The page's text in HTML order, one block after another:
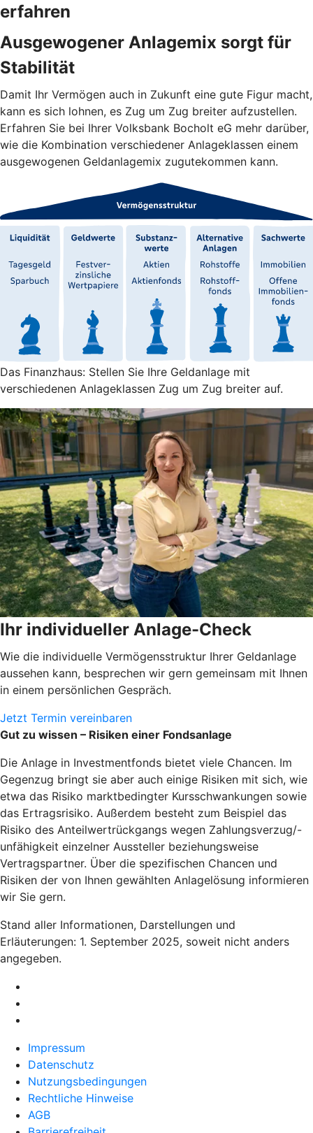
erfahren
Ausgewogener Anlagemix sorgt für
Stabilität
Damit Ihr Vermögen auch in Zukunft eine gute Figur macht,
kann es sich lohnen, es Zug um Zug breiter aufzustellen.
Erfahren Sie bei Ihrer Volksbank Bocholt eG mehr darüber,
wie die Kombination verschiedener Anlageklassen einem
ausgewogenen Geldanlagemix zugutekommen kann.
Das Finanzhaus: Stellen Sie Ihre Geldanlage mit
verschiedenen Anlageklassen Zug um Zug breiter auf.
Ihr individueller Anlage-Check
Wie die individuelle Vermögensstruktur Ihrer Geldanlage
aussehen kann, besprechen wir gern gemeinsam mit Ihnen
in einem persönlichen Gespräch.
Jetzt Termin vereinbaren
Gut zu wissen – Risiken einer Fondsanlage
Die Anlage in Investmentfonds bietet viele Chancen. Im
Gegenzug bringt sie aber auch einige Risiken mit sich, wie
etwa das Risiko marktbedingter Kursschwankungen sowie
das Ertragsrisiko. Außerdem besteht zum Beispiel das
Risiko des Anteilwertrückgangs wegen Zahlungsverzug/-
unfähigkeit einzelner Aussteller beziehungsweise
Vertragspartner. Über die spezifischen Chancen und
Risiken der von Ihnen gewählten Anlagelösung informieren
wir Sie gern.
Stand aller Informationen, Darstellungen und
Erläuterungen: 1. September 2025, soweit nicht anders
angegeben.
Impressum
Datenschutz
Nutzungsbedingungen
Rechtliche Hinweise
AGB